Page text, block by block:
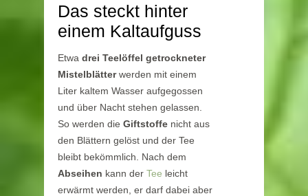
Das steckt hinter
einem Kaltaufguss
Etwa drei Teelöffel getrockneter
Mistelblätterwerden mit einem
Liter kaltem Wasser aufgegossen
und über Nacht stehen gelassen.
So werden die Giftstoffe nicht aus
den Blättern gelöst und der Tee
bleibt bekömmlich. Nach dem
Abseihen kann der Tee leicht
erwärmt werden, er darf dabei aber